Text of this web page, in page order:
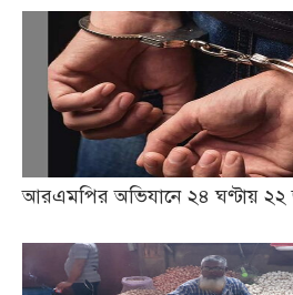
আরএমপির অভিযানে ২৪ ঘণ্টায় ২২